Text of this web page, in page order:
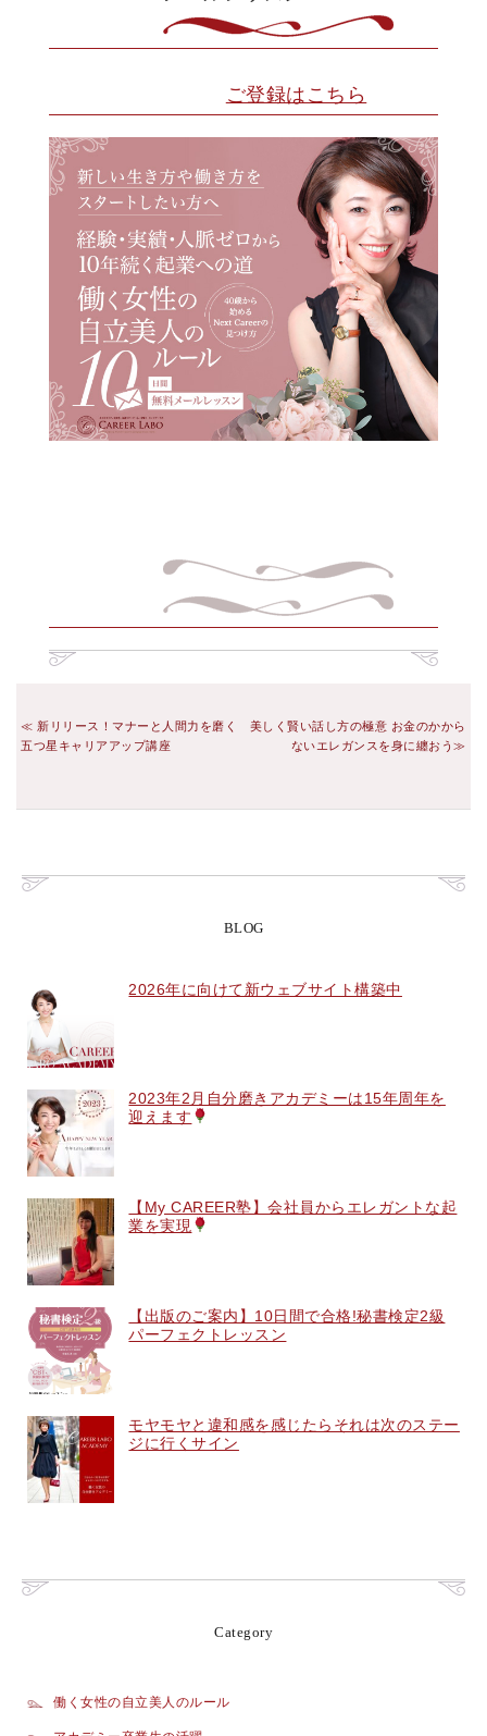
ご登録はこちら
新リリース！マナーと人間力を磨く
五つ星キャリアアップ講座
美しく賢い話し方の極意 お金のかから
ないエレガンスを身に纏おう
BLOG
2026年に向けて新ウェブサイト構築中
2023年2月自分磨きアカデミーは15年周年を
迎えます
【My CAREER塾】会社員からエレガントな起
業を実現
【出版のご案内】10日間で合格!秘書検定2級
パーフェクトレッスン
モヤモヤと違和感を感じたらそれは次のステー
ジに行くサイン
Category
働く女性の自立美人のルール